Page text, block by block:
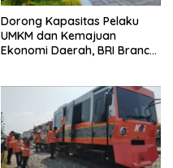
Dorong Kapasitas Pelaku
UMKM dan Kemajuan
Ekonomi Daerah, BRI Branch